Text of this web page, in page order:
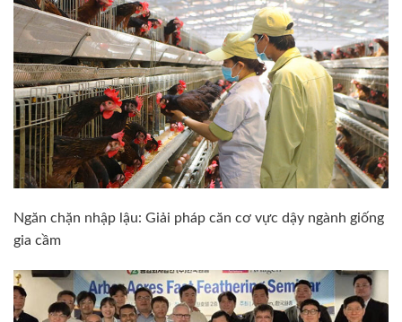
Ngăn chặn nhập lậu: Giải pháp căn cơ vực dậy ngành giống
gia cầm